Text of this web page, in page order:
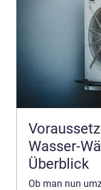
Wasser-
Überblick
Ob man nun